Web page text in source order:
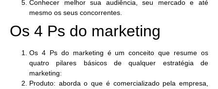
Conhecer melhor sua audiência, seu mercado e até
mesmo os seus concorrentes.
Os 4 Ps do marketing
Os 4 Ps do marketing é um conceito que resume os
quatro pilares básicos de qualquer estratégia de
marketing:
Produto: aborda o que é comercializado pela empresa,